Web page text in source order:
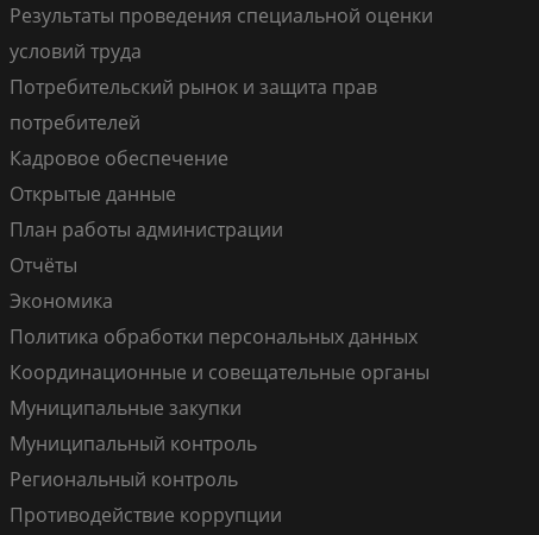
Результаты проведения специальной оценки
условий труда
Потребительский рынок и защита прав
потребителей
Кадровое обеспечение
Открытые данные
План работы администрации
Отчёты
Экономика
Политика обработки персональных данных
Координационные и совещательные органы
Муниципальные закупки
Муниципальный контроль
Региональный контроль
Противодействие коррупции